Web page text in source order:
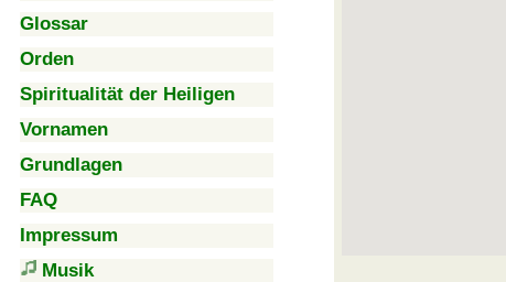
Glossar
Orden
Spiritualität der Heiligen
Vornamen
Grundlagen
FAQ
Impressum
Musik